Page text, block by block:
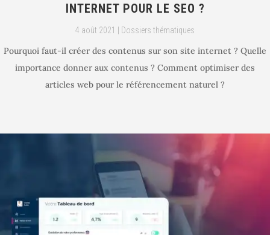
INTERNET POUR LE SEO ?
4 août 2021 Dossiers thématiques
Pourquoi faut-il créer des contenus sur son site internet ? Quelle
importance donner aux contenus ? Comment optimiser des
articles web pour le référencement naturel ?